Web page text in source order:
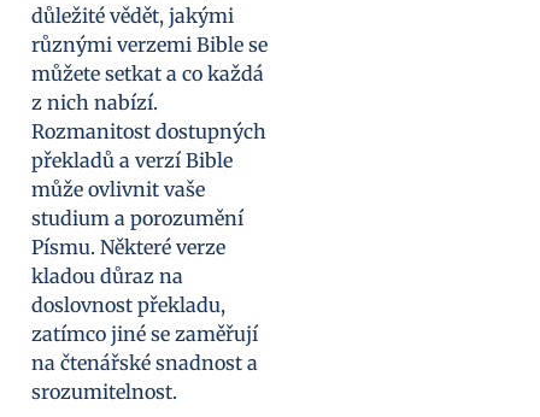
důležité vědět, jakými
různými verzemi Bible se
můžete setkat a co každá
z nich nabízí.
Rozmanitost dostupných
překladů a verzí Bible
může ovlivnit vaše
studium a porozumění
Písmu. Některé verze
kladou důraz na
doslovnost překladu,
zatímco jiné se zaměřují
na čtenářské snadnost a
srozumitelnost.